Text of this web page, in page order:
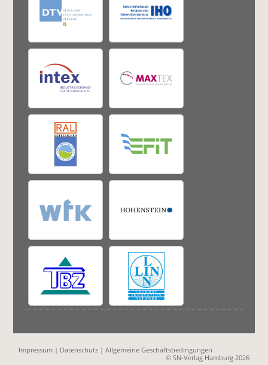
Impressum | Datenschutz |Allgemeine Geschäftsbedingungen
© SN-Verlag Hamburg 2026